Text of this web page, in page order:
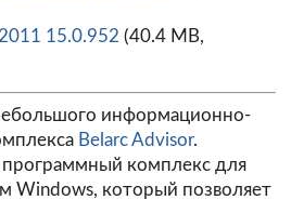
15.0.952 (40.4 MB,
информационно-
Belarc Advisor.
программный комплекс для
Windows, который позволяет